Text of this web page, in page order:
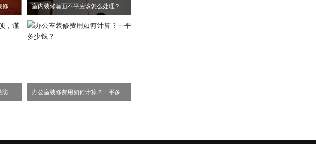
修 室内装修墙面不平应该怎么处理？
深圳厂房装修设计注意事项，谨防掉坑 办公室装修费用如何计算？一平多少钱？